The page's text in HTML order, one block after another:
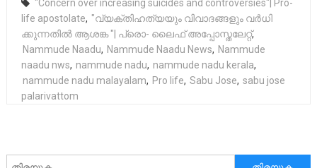
"Concern over increasing suicides and controversies"| Pro-
life apostolate, "വ്യക്തിഹത്യയും വിവാദങ്ങളും വർധി
ക്കുന്നതിൽ ആശങ്ക "| പ്രൊ- ലൈഫ് അപ്പോസ്തലേറ്റ്,
Nammude Naadu, Nammude Naadu News, Nammude
naadu nws, nammude nadu, nammude nadu kerala,
nammude nadu malayalam, Pro life, Sabu Jose, sabu jose
palarivattom
അനേഷിക്കുക